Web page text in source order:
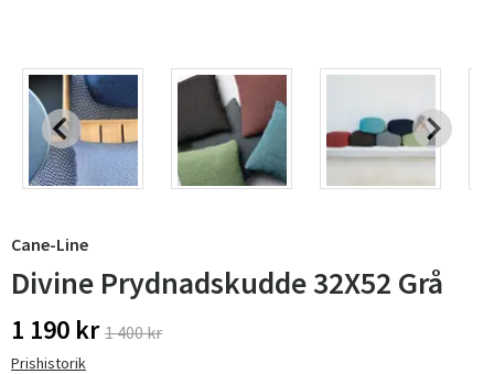
Cane-Line
Divine Prydnadskudde 32X52 Grå
1 190 kr 1 400 kr
Prishistorik